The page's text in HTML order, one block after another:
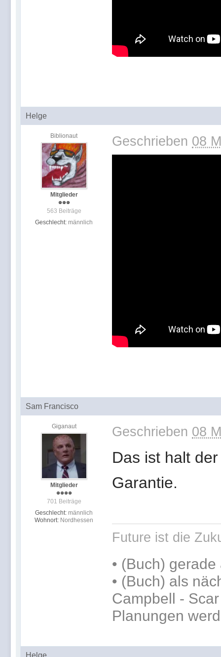
Helge
Biblionaut
Mitglieder
563 Beiträge
Geschlecht: männlich
Geschrieben 08
Sam Francisco
Giganaut
Mitglieder
701 Beiträge
Geschlecht: männlich
Wohnort: Nordhessen
Geschrieben 08
Das ist halt
Garantie.
Future ist die
• (Buch) gerade
• (Buch) als
Campbell -
Planungen
Helge